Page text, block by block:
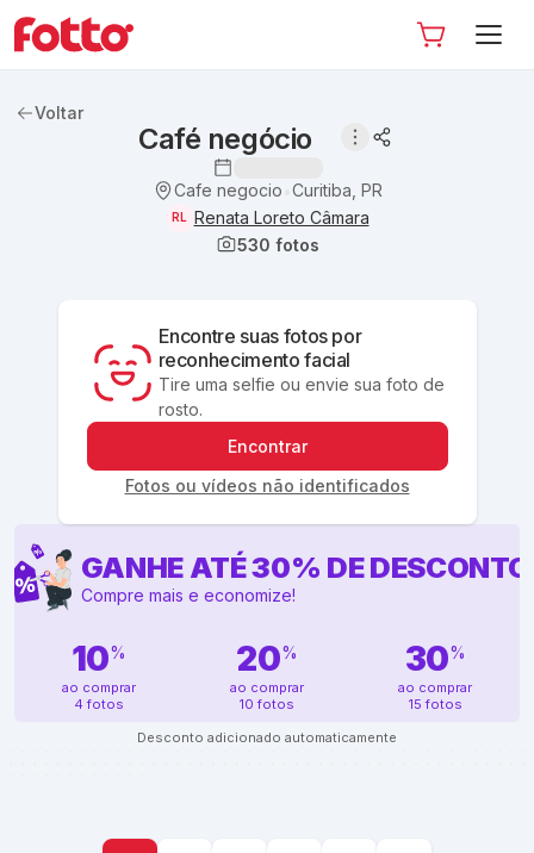
Voltar
Café negócio
Cafe negocio Curitiba, PR
RL Renata Loreto Câmara
530 fotos
Encontre suas fotos por
reconhecimento facial
Tire uma selfie ou envie sua foto de
rosto.
Encontrar
Fotos ou vídeos não identificados
GANHE ATÉ30% DE DESCONTO
Compre mais e economize!
10%
ao comprar
4 fotos
20%
ao comprar
10 fotos
30%
ao comprar
15 fotos
Desconto adicionado automaticamente